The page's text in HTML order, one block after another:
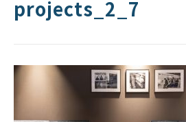
projects_2_7